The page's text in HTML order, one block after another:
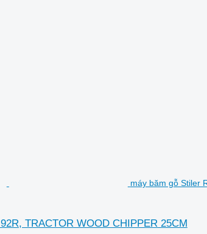
máy băm gỗ Stiler
TRACTOR WOOD CHIPPER 25CM